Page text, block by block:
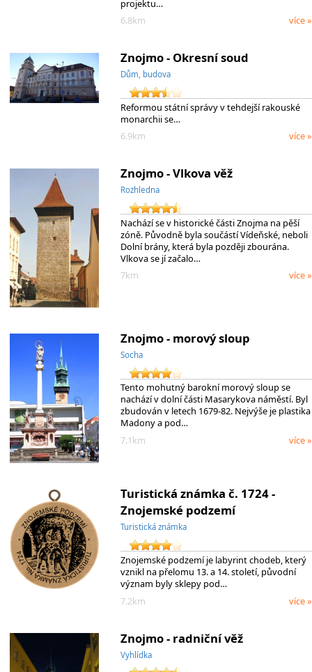
projektu…
6.8km
více »
Znojmo - Okresní soud
Dům, budova
Reformou státní správy v tehdejší rakouské
monarchii se…
6.9km
více »
Znojmo - Vlkova věž
Rozhledna
Nachází se v historické části Znojma na pěší
zóně. Původně byla součástí Vídeňské, neboli
Dolní brány, která byla později zbourána.
Vlkova se jí začalo…
7km
více »
Znojmo - morový sloup
Socha
Tento mohutný barokní morový sloup se
nachází v dolní části Masarykova náměstí. Byl
zbudován v letech 1679-82. Nejvýše je plastika
Madony a pod…
7.1km
více »
Turistická známka č. 1724 -
Znojemské podzemí
Turistická známka
Znojemské podzemí je labyrint chodeb, který
vznikl na přelomu 13. a 14. století, původní
význam byly sklepy pod…
7.2km
více »
Znojmo - radniční věž
Vyhlídka